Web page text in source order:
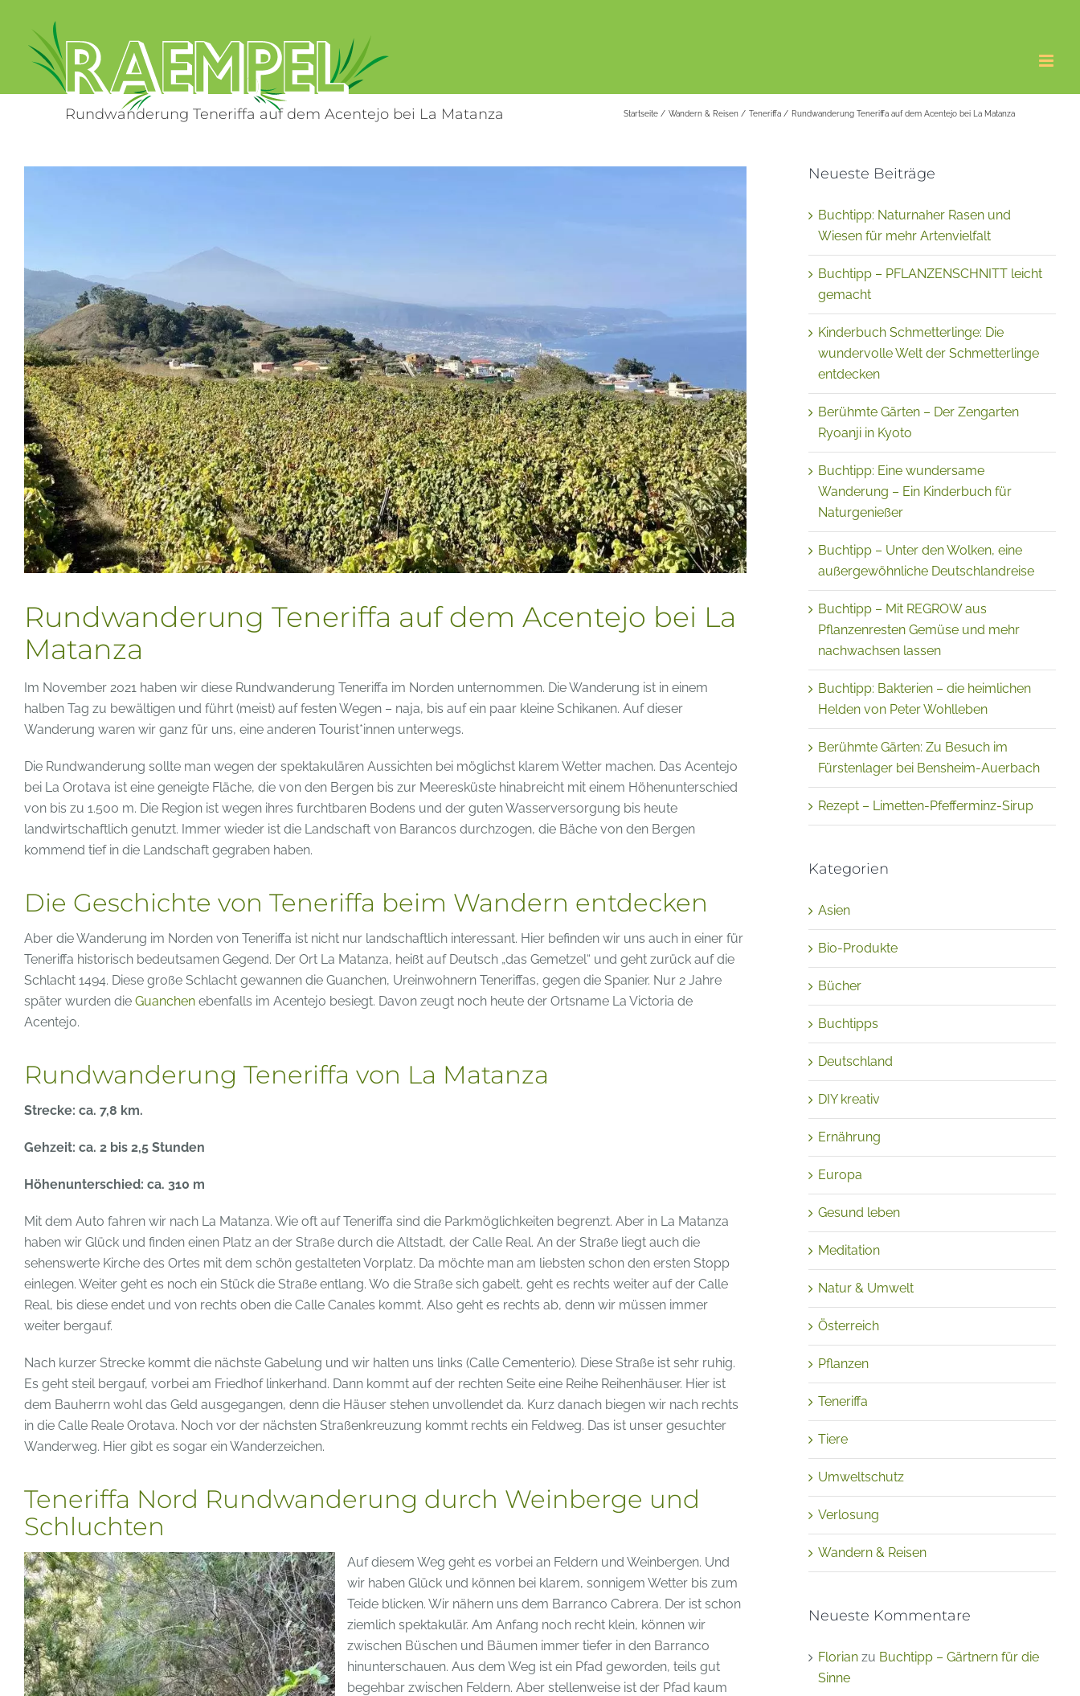
springen
Rundwanderung Teneriffa auf dem Acentejo bei La Matanza Startseite Wandern & Reisen Teneriffa Rundwanderung Teneriffa auf dem Acentejo bei La Matanza
Rundwanderung Teneriffa auf dem Acentejo bei La
Matanza
Im November 2021 haben wir diese Rundwanderung Teneriffa im Norden unternommen. Die Wanderung ist in einem
halben Tag zu bewältigen und führt (meist) auf festen Wegen – naja, bis auf ein paar kleine Schikanen. Auf dieser
Wanderung waren wir ganz für uns, eine anderen Tourist*innen unterwegs.
Die Rundwanderung sollte man wegen der spektakulären Aussichten bei möglichst klarem Wetter machen. Das Acentejo
bei La Orotava ist eine geneigte Fläche, die von den Bergen bis zur Meeresküste hinabreicht mit einem Höhenunterschied
von bis zu 1.500 m. Die Region ist wegen ihres furchtbaren Bodens und der guten Wasserversorgung bis heute
landwirtschaftlich genutzt. Immer wieder ist die Landschaft von Barancos durchzogen, die Bäche von den Bergen
kommend tief in die Landschaft gegraben haben.
Die Geschichte von Teneriffa beim Wandern entdecken
Aber die Wanderung im Norden von Teneriffa ist nicht nur landschaftlich interessant. Hier befinden wir uns auch in einer für
Teneriffa historisch bedeutsamen Gegend. Der Ort La Matanza, heißt auf Deutsch „das Gemetzel“ und geht zurück auf die
Schlacht 1494. Diese große Schlacht gewannen die Guanchen, Ureinwohnern Teneriffas, gegen die Spanier. Nur 2 Jahre
später wurden die Guanchen ebenfalls im Acentejo besiegt. Davon zeugt noch heute der Ortsname La Victoria de
Acentejo.
Rundwanderung Teneriffa von La Matanza
Strecke: ca. 7,8 km.
Gehzeit: ca. 2 bis 2,5 Stunden
Höhenunterschied: ca. 310 m
Mit dem Auto fahren wir nach La Matanza. Wie oft auf Teneriffa sind die Parkmöglichkeiten begrenzt. Aber in La Matanza
haben wir Glück und finden einen Platz an der Straße durch die Altstadt, der Calle Real. An der Straße liegt auch die
sehenswerte Kirche des Ortes mit dem schön gestalteten Vorplatz. Da möchte man am liebsten schon den ersten Stopp
einlegen. Weiter geht es noch ein Stück die Straße entlang. Wo die Straße sich gabelt, geht es rechts weiter auf der Calle
Real, bis diese endet und von rechts oben die Calle Canales kommt. Also geht es rechts ab, denn wir müssen immer
weiter bergauf.
Nach kurzer Strecke kommt die nächste Gabelung und wir halten uns links (Calle Cementerio). Diese Straße ist sehr ruhig.
Es geht steil bergauf, vorbei am Friedhof linkerhand. Dann kommt auf der rechten Seite eine Reihe Reihenhäuser. Hier ist
dem Bauherrn wohl das Geld ausgegangen, denn die Häuser stehen unvollendet da. Kurz danach biegen wir nach rechts
in die Calle Reale Orotava. Noch vor der nächsten Straßenkreuzung kommt rechts ein Feldweg. Das ist unser gesuchter
Wanderweg. Hier gibt es sogar ein Wanderzeichen.
Teneriffa Nord Rundwanderung durch Weinberge und
Schluchten
Auf diesem Weg geht es vorbei an Feldern und Weinbergen. Und
wir haben Glück und können bei klarem, sonnigem Wetter bis zum
Teide blicken. Wir nähern uns dem Barranco Cabrera. Der ist schon
ziemlich spektakulär. Am Anfang noch recht klein, können wir
zwischen Büschen und Bäumen immer tiefer in den Barranco
hinunterschauen. Aus dem Weg ist ein Pfad geworden, teils gut
begehbar zwischen Feldern. Aber stellenweise ist der Pfad kaum
Neueste Beiträge
Buchtipp: Naturnaher Rasen und
Wiesen für mehr Artenvielfalt
Buchtipp – PFLANZENSCHNITT leicht
gemacht
Kinderbuch Schmetterlinge: Die
wundervolle Welt der Schmetterlinge
entdecken
Berühmte Gärten – Der Zengarten
Ryoanji in Kyoto
Buchtipp: Eine wundersame
Wanderung – Ein Kinderbuch für
Naturgenießer
Buchtipp – Unter den Wolken, eine
außergewöhnliche Deutschlandreise
Buchtipp – Mit REGROW aus
Pflanzenresten Gemüse und mehr
nachwachsen lassen
Buchtipp: Bakterien – die heimlichen
Helden von Peter Wohlleben
Berühmte Gärten: Zu Besuch im
Fürstenlager bei Bensheim-Auerbach
Rezept – Limetten-Pfefferminz-Sirup
Kategorien
Asien
Bio-Produkte
Bücher
Buchtipps
Deutschland
DIY kreativ
Ernährung
Europa
Gesund leben
Meditation
Natur & Umwelt
Österreich
Pflanzen
Teneriffa
Tiere
Umweltschutz
Verlosung
Wandern & Reisen
Neueste Kommentare
Florianzu Buchtipp – Gärtnern für die
Sinne